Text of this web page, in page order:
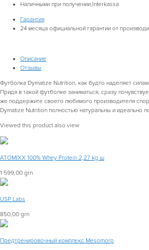
Наличными при получении,Interkassa
Гарантия
24 месяца официальной гарантии от
Описание
Отзывы
Футболка Dymatize Nutrition, как будто наделяет
Придя в такой футболке заниматься, сразу
же поддержите своего любимого производителя
Dymatize Nutrition полностью натуральны и идеально
Viewed this product also view
ATOMIXX 100% Whey Protein 2,27 kg ш
1 599,00 grn
USP Labs
850,00 grn
Предтренировочный комплекс Mesomorp